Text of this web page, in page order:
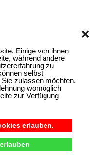
Einige von ihnen
während andere
zu
selbst
zulassen möchten.
womöglich
zur Verfügung
erlauben.
❌